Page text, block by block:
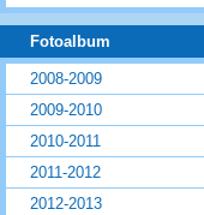
Fotoalbum
2008-2009
2009-2010
2010-2011
2011-2012
2012-2013